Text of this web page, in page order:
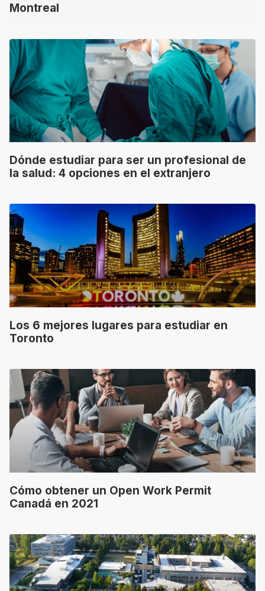
Montreal
Dónde estudiar para ser un profesional de
la salud: 4 opciones en el extranjero
Los 6 mejores lugares para estudiar en
Toronto
Cómo obtener un Open Work Permit
Canadá en 2021